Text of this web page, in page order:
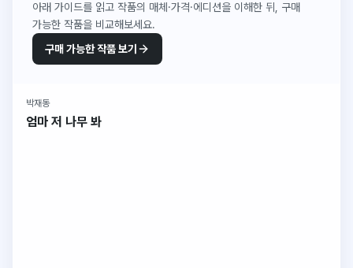
아래 가이드를 읽고 작품의 매체·가격·에디션을 이해한 뒤, 구매
가능한 작품을 비교해보세요.
구매 가능한 작품 보기
구매 가능
박재동
엄마 저 나무 봐